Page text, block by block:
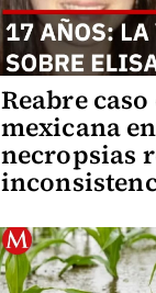
Reabre
mexicana
necropsias